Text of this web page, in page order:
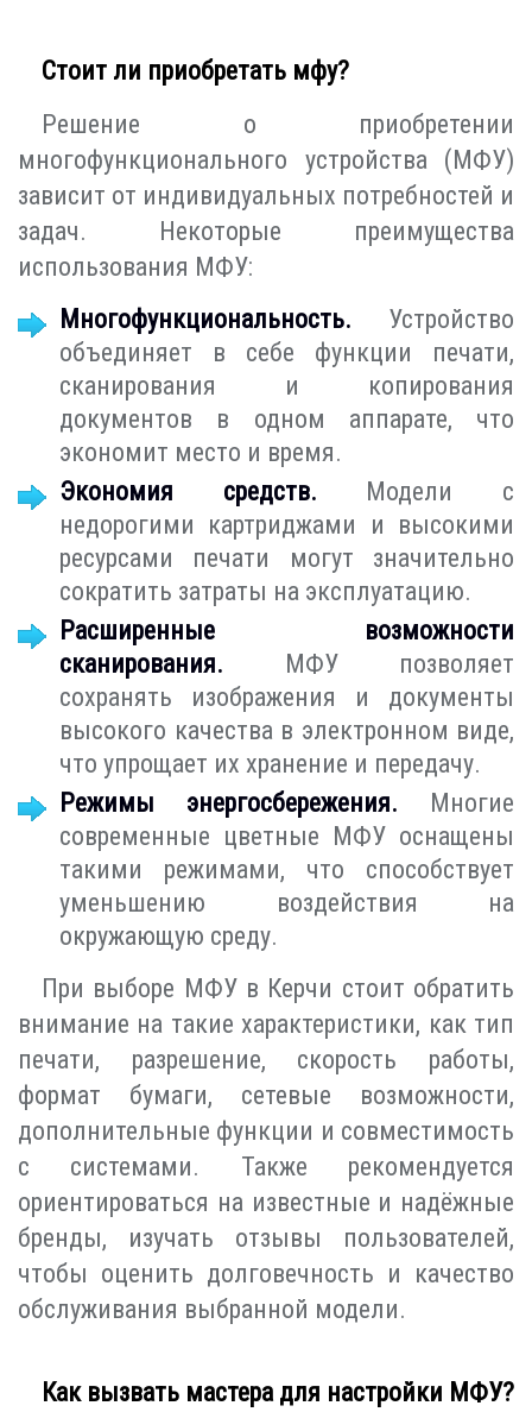
Стоит ли приобретать мфу?
Решение о приобретении
многофункционального устройства (МФУ)
зависит от индивидуальных потребностей и
задач. Некоторые преимущества
использования МФУ:
Многофункциональность. Устройство
объединяет в себе функции печати,
сканирования и копирования
документов в одном аппарате, что
экономит место и время.
Экономия средств. Модели с
недорогими картриджами и высокими
ресурсами печати могут значительно
сократить затраты на эксплуатацию.
Расширенные возможности
сканирования. МФУ позволяет
сохранять изображения и документы
высокого качества в электронном виде,
что упрощает их хранение и передачу.
Режимы энергосбережения. Многие
современные цветные МФУ оснащены
такими режимами, что способствует
уменьшению воздействия на
окружающую среду.
При выборе МФУ в Керчи стоит обратить
внимание на такие характеристики, как тип
печати, разрешение, скорость работы,
формат бумаги, сетевые возможности,
дополнительные функции и совместимость
с системами. Также рекомендуется
ориентироваться на известные и надёжные
бренды, изучать отзывы пользователей,
чтобы оценить долговечность и качество
обслуживания выбранной модели.
Как вызвать мастера для настройки МФУ?